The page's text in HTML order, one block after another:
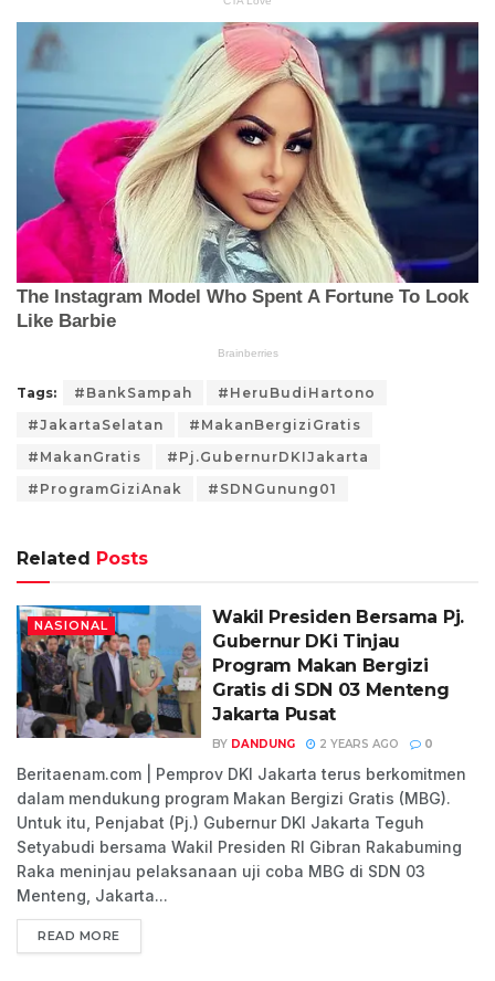
Tags: #BankSampah
#HeruBudiHartono
#JakartaSelatan
#MakanBergiziGratis
#MakanGratis
#Pj.GubernurDKIJakarta
#ProgramGiziAnak
#SDNGunung01
Related Posts
NASIONAL
Wakil Presiden Bersama Pj.
Gubernur DKi Tinjau
Program Makan Bergizi
Gratis di SDN 03 Menteng
Jakarta Pusat
BY DANDUNG 2 YEARS AGO 0
Beritaenam.com | Pemprov DKI Jakarta terus berkomitmen
dalam mendukung program Makan Bergizi Gratis (MBG).
Untuk itu, Penjabat (Pj.) Gubernur DKI Jakarta Teguh
Setyabudi bersama Wakil Presiden RI Gibran Rakabuming
Raka meninjau pelaksanaan uji coba MBG di SDN 03
Menteng, Jakarta...
READ MORE